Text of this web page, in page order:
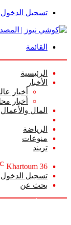
تسجيل الدخول
القائمة
الرئيسية
الأخبار
أخبار
أخبار
المال والأعمال
الرياضة
منوعات
تريند
Khartoum 36
تسجيل الدخول
بحث عن